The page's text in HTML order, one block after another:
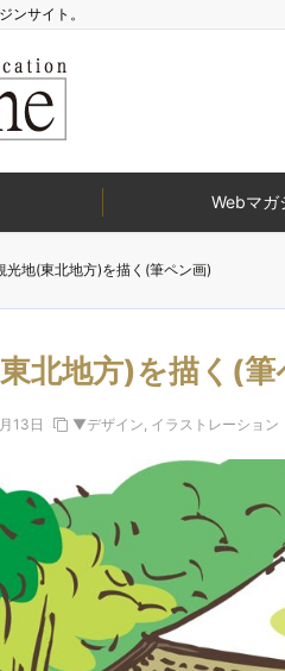
ンサイト。
Webマガ
光地(東北地方)を描く(筆ペン画)
北地方)を描く(
13日 ▼デザイン, イラストレーション